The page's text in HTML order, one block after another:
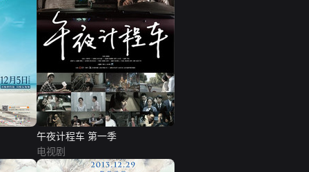
午夜计程车 第一季
电视剧